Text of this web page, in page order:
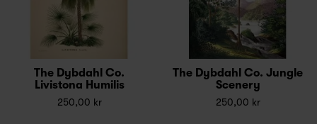
The Dybdahl Co.
Livistona Humilis
250,00 kr
The Dybdahl Co. Jungle
Scenery
250,00 kr